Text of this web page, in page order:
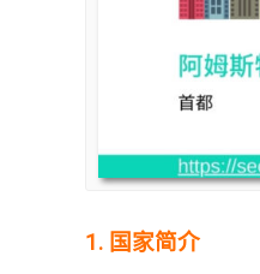
1. 国家简介